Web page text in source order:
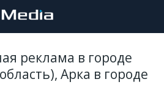
реклама в городе
Арка в городе